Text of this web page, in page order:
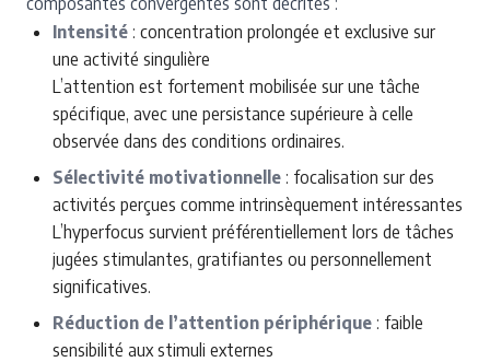
Intensité : concentration prolongée et exclusive sur
une activité singulière
L’attention est fortement mobilisée sur une tâche
spécifique, avec une persistance supérieure à celle
observée dans des conditions ordinaires.
Sélectivité motivationnelle : focalisation sur des
activités perçues comme intrinsèquement intéressantes
L’hyperfocus survient préférentiellement lors de tâches
jugées stimulantes, gratifiantes ou personnellement
significatives.
Réduction de l’attention périphérique : faible
sensibilité aux stimuli externes